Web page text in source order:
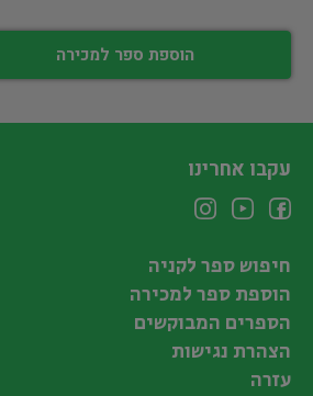
הוספת ספר למכירה
עקבו אחרינו
חיפוש ספר לקניה
הוספת ספר למכירה
הספרים המבוקשים
הצהרת נגישות
עזרה